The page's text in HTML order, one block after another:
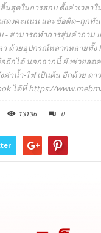
นสุดในการสอบ ตั้งค่าเวลา
ดงคะแนน และข้อผิด–ถูกทั
สามารถทำการสุ่มคำถาม
ด้วยอุปกรณ์หลากหลายทั้ง
อได้ นอกจากนี้ ยังช่วยลด
ค่าน้ำ-ไฟ เป็นต้น อีกด้วย ด
ได้ที่ https://
13136 0